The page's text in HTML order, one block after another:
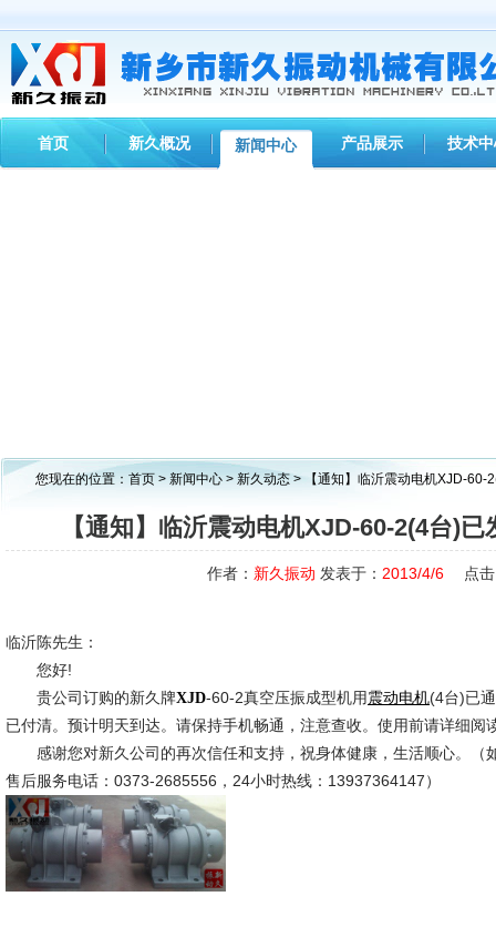
首页 新久概况 新闻中心 产品展示 技术
您现在的位置： 首页 > 新闻中心 > 新久动态 > 【通知】临沂震动电机XJD-60-
【通知】临沂震动电机XJD-60-2(4台)
作者： 新久振动 发表于： 2013/4/6 点击
临沂陈先生：
您好!
贵公司订购的新久牌XJD-60-2真空压振成型机用 震动电机(4台)已
已付清。预计明天到达。请保持手机畅通，注意查收。使用前请详细阅
感谢您对新久公司的再次信任和支持，祝身体健康，生活顺心。（
售后服务电话：0373-2685556，24小时热线：13937364147）